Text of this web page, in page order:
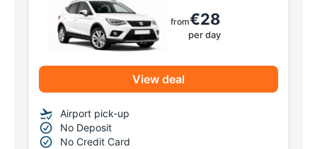
from€28
per day
View deal
Airport pick-up
No Deposit
No Credit Card